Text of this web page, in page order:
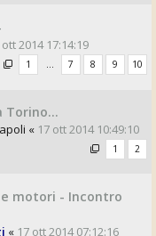
2014 17:14:19
1 … 7 8 9 10
Torino...
« 17 ott 2014 10:49:10
1 2
e motori - Incontro
« 17 ott 2014 07:12:16